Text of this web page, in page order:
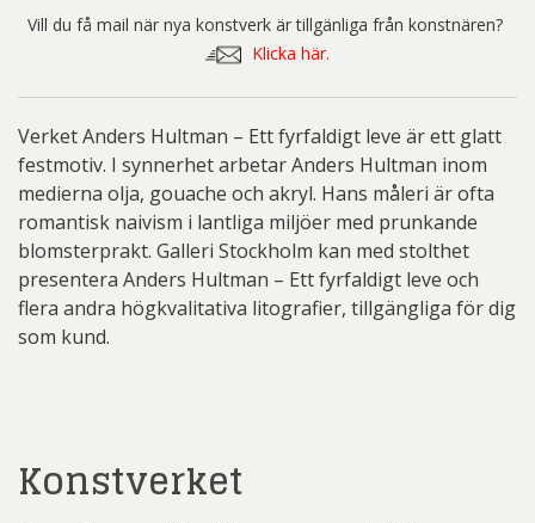
Vill du få mail när nya konstverk är tillgänliga från konstnären?
Klicka här.
Verket Anders Hultman – Ett fyrfaldigt leve är ett glatt
festmotiv. I synnerhet arbetar Anders Hultman inom
medierna olja, gouache och akryl. Hans måleri är ofta
romantisk naivism i lantliga miljöer med prunkande
blomsterprakt. Galleri Stockholm kan med stolthet
presentera Anders Hultman – Ett fyrfaldigt leve och
flera andra högkvalitativa litografier, tillgängliga för dig
som kund.
Konstverket